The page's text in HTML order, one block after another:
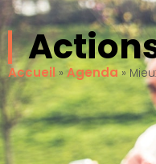
Accueil » Agenda»